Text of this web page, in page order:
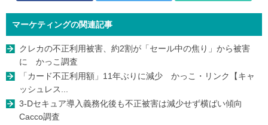
マーケティングの関連記事
クレカの不正利用被害、約2割が「セール中の焦り」から被害
に かっこ調査
「カード不正利用額」11年ぶりに減少 かっこ・リンク【キャ
ッシュレス...
3-Dセキュア導入義務化後も不正被害は減少せず横ばい傾向
Cacco調査